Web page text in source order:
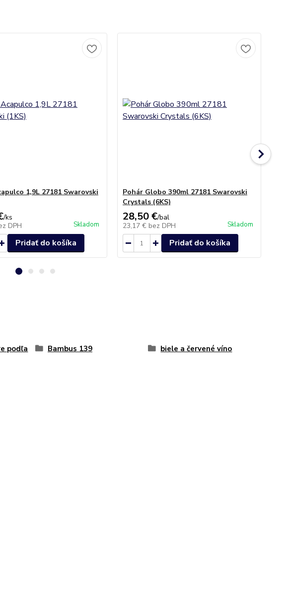
1,9L 27181 Swarovski
/ks
DPH Skladom
Pridať do košíka
Pohár Globo 390ml 27181 Swarovski
Crystals (6KS)
28,50 €/bal
23,17 € bez DPH Skladom
Pridať do košíka
podľa
Bambus 139 biele a červené víno